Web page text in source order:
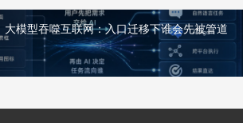
大模型吞噬互联网：入口迁移下谁会先被管道